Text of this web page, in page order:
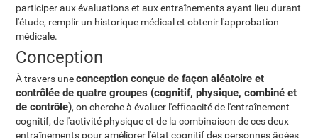
participer aux évaluations et aux entraînements ayant lieu durant
l'étude, remplir un historique médical et obtenir l'approbation
médicale.
Conception
À travers uneconception conçue de façon aléatoire et
contrôlée de quatre groupes (cognitif, physique, combiné et
de contrôle), on cherche à évaluer l'efficacité de l'entraînement
cognitif, de l'activité physique et de la combinaison de ces deux
entraînements pour améliorer l'état cognitif des personnes âgées